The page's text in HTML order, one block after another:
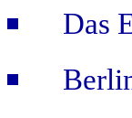
Das